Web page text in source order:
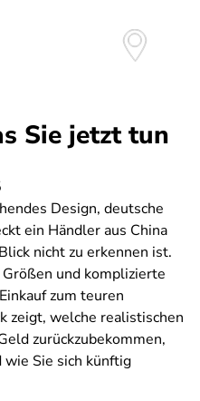
Sie jetzt tun
Design, deutsche
ein Händler aus China
nicht zu erkennen ist.
und komplizierte
zum teuren
zeigt, welche realistischen
zurückzubekommen,
wie Sie sich künftig